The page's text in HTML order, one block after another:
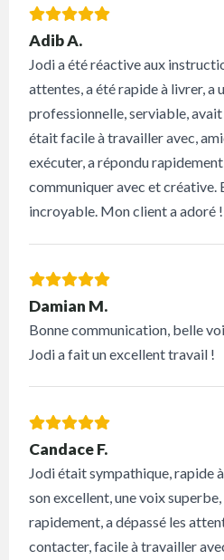
Adib A.
Jodi a été réactive aux
attentes, a été rapide à livrer, a
professionnelle, serviable,
était facile à travailler avec,
exécuter, a répondu
communiquer avec et créative.
incroyable. Mon client a adoré !
Damian M.
Bonne communication, belle
Jodi a fait un excellent travail !
Candace F.
Jodi était sympathique, rapide
son excellent, une voix
rapidement, a dépassé les
contacter, facile à travailler